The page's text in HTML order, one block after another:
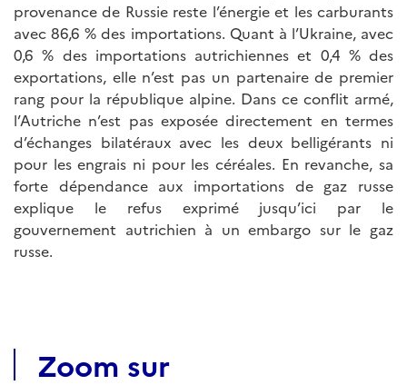
provenance de Russie reste l’énergie et les carburants
avec 86,6 % des importations. Quant à l’Ukraine, avec
0,6 % des importations autrichiennes et 0,4 % des
exportations, elle n’est pas un partenaire de premier
rang pour la république alpine. Dans ce conflit armé,
l’Autriche n’est pas exposée directement en termes
d’échanges bilatéraux avec les deux belligérants ni
pour les engrais ni pour les céréales. En revanche, sa
forte dépendance aux importations de gaz russe
explique le refus exprimé jusqu’ici par le
gouvernement autrichien à un embargo sur le gaz
russe.
Zoom sur